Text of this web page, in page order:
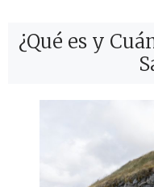
¿Qué es y